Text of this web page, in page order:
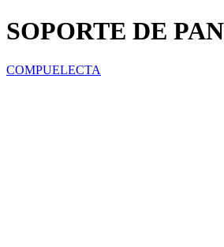
SOPORTE DE
COMPUELECTA